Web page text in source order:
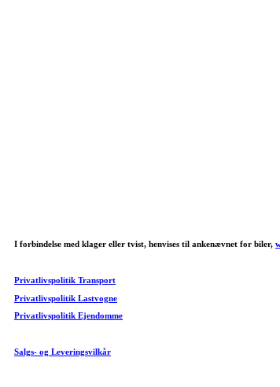
I forbindelse med klager eller tvist, henvises til ankenævnet for biler,
Privatlivspolitik Transport
Privatlivspolitik Lastvogne
Privatlivspolitik Ejendomme
Salgs- og Leveringsvilkår